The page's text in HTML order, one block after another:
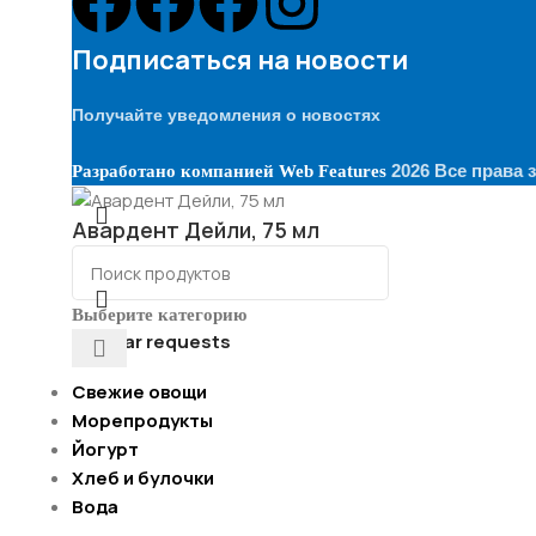
Подписаться на новости
Получайте уведомления о новостях
Разработано компанией Web Features 2026 Все
Выберите категорию
Popular requests
Свежие овощи
Морепродукты
Йогурт
Хлеб и булочки
Вода
Авардент Дейли, 75 мл